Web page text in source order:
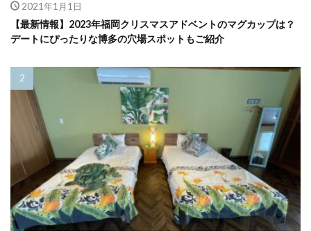
2021年1月1日
【最新情報】2023年福岡クリスマスアドベントのマグカップは？
デートにぴったりな博多の穴場スポットもご紹介